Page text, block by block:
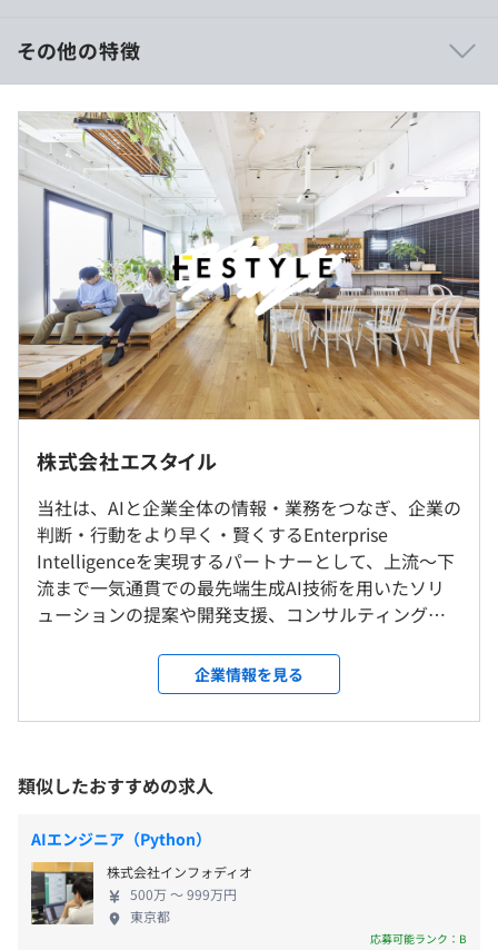
ピード感のある開発です！
最先端技術を取り扱うからこそ、先端技術をいち早くソリ
ューションに組み込む体制と
チームワークの良さが弊社のエンジニアチームの魅力で
す。
(※一部実績)
■ 事例①
【企業名】伊藤忠商事株式会社
【案件概要】生成AIを活用した社内サービス群の新規開
発・維持開発、新技術研究
【担当工程】設計、開発、テスト、性能評価
【期間】長期
CosmosDB, Azure OpenAI
【参画人数】12名（PM2名・PMO2名・メンバー8名）
■ 事例②
【企業名】株式会社Mizkan
【案件概要】全社DX推進、業務アプリ作成、AI技術調
査、基盤構築〜ダッシュボード作成
【担当工程】設計、開発、テスト、性能評価
「教え合い」「自走」をカルチャーとした成長を支援する
環境を整備。
未経験からでもビジネスインパクトをもたらす優秀な人材
■リモート勤務可
「出社・選択（出社・在宅）」を交互に行う仕組みを採用
しています。
コミュニケーションの取りやすい環境で
柔軟な働き方を両立できる点が特徴です！
※一部例外プロジェクトあり
※転勤はありません
常駐 1：非常駐9
※常駐：クライアント先、在宅のハイブリッド
※非常駐：本社、在宅のハイブリッド
就業場所の変更範囲
東京本社／サテライトオフィス（本社近く）
／都内の各プロジェクト先／自宅のいずれか
＜変更範囲＞
会社の定める場所（テレワークをおこなう場所を含む）
■想定年収：1,100万円〜1,600万円
■賃金形態：年俸制(12分割）
月給：86.2万円〜125万円
※経験・能力等を考慮の上、当社規定により決定いたしま
す。
■基本給：65.6万円～95.2万円
■固定残業代40時間分（月20万5,239円～29万7,620円）
を含みます。
※固定残業代は、残業の有無に関わらず毎月支給し、
超過分は別途支給いたします。
9：00～18：00（実働8時間）
休憩時間：休憩60分 ※昼食時間は業務の都合により各々
の自主性に任せています
平均残業時間：月15時間未満
＜年間休日120日以上＞
・祝日
・夏季・年末休暇
・忌引休暇
・有給休暇（10～20日 ☆取得率80％！）
その他の特徴
株式会社エスタイル
当社は、AIと企業全体の情報・業務をつなぎ、企業の
判断・行動をより早く・賢くするEnterprise
Intelligenceを実現するパートナーとして、上流〜下
流まで一気通貫での最先端生成AI技術を用いたソリ
ューションの提案や開発支援、コンサルティングな
ンの持つ力が世界を変えていくと信じ、 ・独自の研
修制度など、未経験でもエンジニアとして成長でき
る環境を創造 ・AI、データ活用によるクライアント
DX化へ貢献しています。 【AIコンサルティングと
は？】 課題に合わせた提案型の受託開発だからこ
そ、確かなビジネスインパクトを実現。 上流から
一気通貫で、大手企業を中心としたAI活用をサポート
しています。 <事例> ◻︎伊藤忠商事株式会社様 ∟生
成AI活用推進プロジェクト(会議音声の議事録自動生
成) ◻︎T&Dフィナンシャル生命保険株式会社様 ∟生
企業情報を見る
類似したおすすめの求人
AIエンジニア（Python）
株式会社インフォディオ
500万 〜 999万円
東京都
応募可能ランク：B